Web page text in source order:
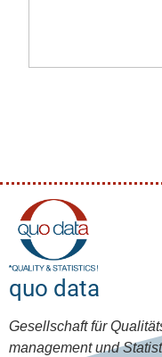
quo data
Gesellschaft für
management und